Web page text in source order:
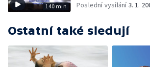
140 min
Poslední vysílání3. 1.
Ostatní také sledují